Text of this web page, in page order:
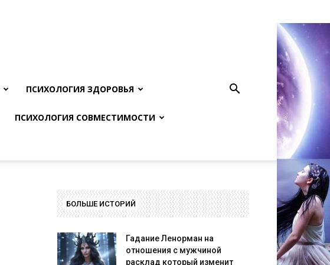
ПСИХОЛОГИЯ ЗДОРОВЬЯ
ПСИХОЛОГИЯ СОВМЕСТИМОСТИ
БОЛЬШЕ ИСТОРИЙ
Гадание Ленорман на
отношения с мужчиной
расклад который изменит